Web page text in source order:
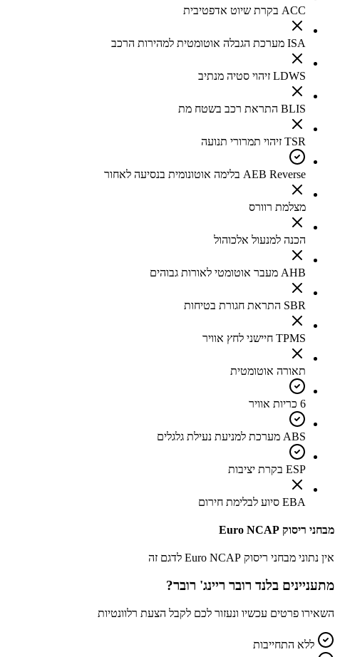
ACC בקרת שיוט אדפטיבית
ISA מערכת הגבלה אוטומטית למהירות הרכב
LDWS זיהוי סטיה מנתיב
BLIS התראת רכב בשטח מת
TSR זיהוי תמרורי תנועה
AEB Reverse בלימה אוטונומית בנסיעה לאחור
מצלמת רוורס
הכנה למנעול אלכוהול
AHB מעבר אוטומטי לאורות גבוהים
SBR התראת חגורת בטיחות
TPMS חיישני לחץ אוויר
תאורה אוטומטית
6 כריות אוויר
ABS מערכת למניעת נעילת גלגלים
ESP בקרת יציבות
EBA סיוע לבלימת חירום
מבחני ריסוק Euro NCAP
אין נתוני מבחני ריסוק Euro NCAP לדגם זה
מתעניינים בלנד רובר ריינג' רובר?
השאירו פרטים עכשיו ונעזור לכם לקבל הצעת רלוונטיות
ללא התחייבות